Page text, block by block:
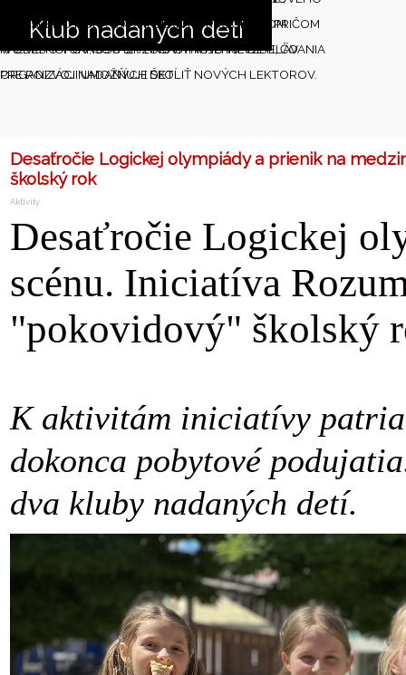
Klub nadaných detí
ŠKOLSKÉHO ROKA S KOMPLEXNÝM PROGRAMOM
WORKSHOPOV, SÚŤAŽÍ A INOVATÍVNEHO VZDELÁVANIA
PRE ROZVOJ NADANÝCH DETÍ.
ÚSPEŠNE ABSOLVOVALI LETNÉ SÚSTREDENIA, PRIČOM
KAŽDÉHO TURNUSU SA ZÚČASTŇUJÚ INÉ DETI, ČO
ORGANIZÁCII UMOŽŇUJE ŠKOLIŤ NOVÝCH LEKTOROV.
Desaťročie Logickej olympiády a prienik na
školský rok
Aktivity
Desaťročie Logickej
scénu. Iniciatíva
"pokovidový" školský
K aktivitám iniciatívy
dokonca pobytové
dva kluby nadaných detí.